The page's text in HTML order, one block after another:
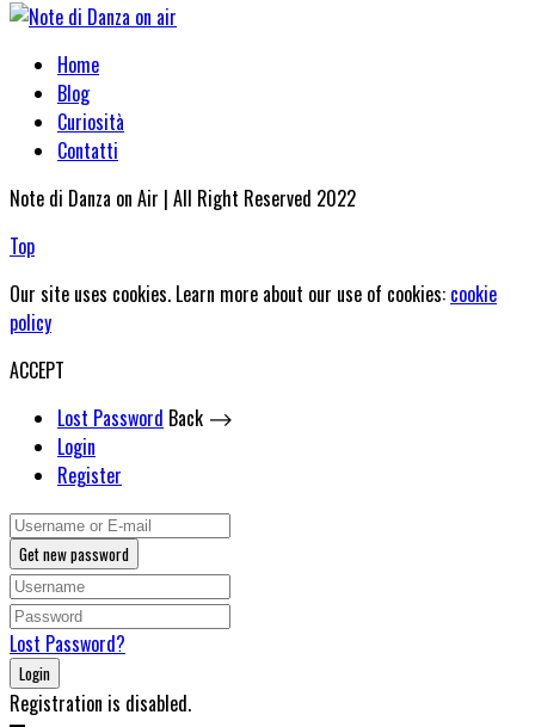
Home
Blog
Curiosità
Contatti
Note di Danza on Air | All Right Reserved 2022
Top
Our site uses cookies. Learn more about our use of cookies: cookie
policy
ACCEPT
Lost Password Back ⟶
Login
Register
Get new password
Lost Password?
Login
Registration is disabled.